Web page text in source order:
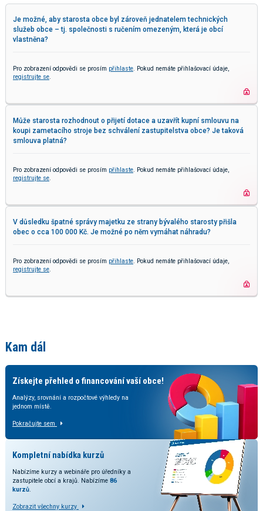
Je možné, aby starosta obce byl zároveň jednatelem technických
služeb obce – tj. společnosti s ručením omezeným, která je obcí
vlastněna?
Pro zobrazení odpovědi se prosím přihlaste . Pokud nemáte přihlašovací údaje,
registrujte se
Může starosta rozhodnout o přijetí dotace a uzavřít kupní smlouvu na
koupi zametacího stroje bez schválení zastupitelstva obce? Je taková
smlouva platná?
Pro zobrazení odpovědi se prosím přihlaste . Pokud nemáte přihlašovací údaje,
registrujte se
V důsledku špatné správy majetku ze strany bývalého starosty přišla
obec o cca 100 000 Kč. Je možné po něm vymáhat náhradu?
Pro zobrazení odpovědi se prosím přihlaste . Pokud nemáte přihlašovací údaje,
registrujte se
Kam dál
Získejte přehled o financování vaší obce!
Analýzy, srovnání a rozpočtové výhledy na
jednom místě.
Pokračujte sem
Kompletní nabídka kurzů
Nabízíme kurzy a webináře pro úředníky a
zastupitele obcí a krajů. Nabízíme 86
kurzů
Zobrazit všechny kurzy